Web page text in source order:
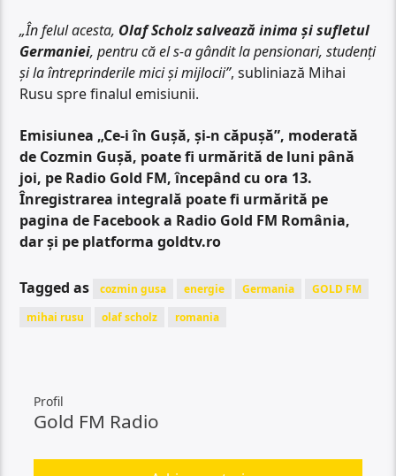
„În felul acesta, Olaf Scholz salvează inima și sufletul
Germaniei, pentru că el s-a gândit la pensionari, studenți
și la întreprinderile mici și mijlocii”, subliniază Mihai
Rusu spre finalul emisiunii.
Emisiunea „Ce-i în Gușă, și-n căpușă”, moderată
de Cozmin Gușă, poate fi urmărită de luni până
joi, pe Radio Gold FM, începând cu ora 13.
Înregistrarea integrală poate fi urmărită pe
pagina de Facebook a Radio Gold FM România,
dar și pe platforma goldtv.ro
Tagged as cozmin gusa energie Germania
GOLD FM
mihai rusu
olaf scholz romania
Profil
Gold FM Radio